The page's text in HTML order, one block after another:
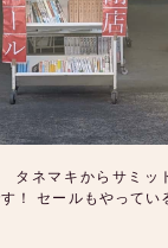
タネマキからサミ
！ セールもやって